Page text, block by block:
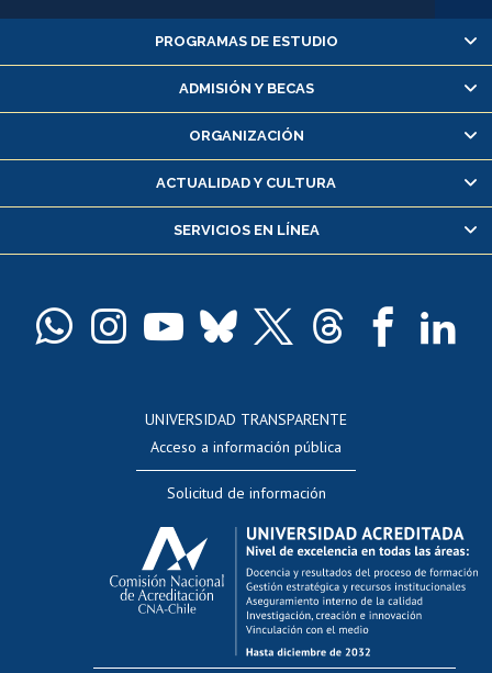
Alumnas/os y exalumnas/os
Matrícula en línea
Inscripción y cambio de asignaturas
Consulta y certificado de notas
Servicio médico y dental
Pago de arancel y crédito alumnos
Docentes
Perfeccionamiento
Editar Portafolio Académico
Evaluación docente
Calificación académica
Postulación al AUCAI
Funcionarias/os
Cursos internos de capacitación
Bienestar del personal
PROGRAMAS DE ESTUDIO
ADMISIÓN Y BECAS
ORGANIZACIÓN
ACTUALIDAD Y CULTURA
SERVICIOS EN LÍNEA
UNIVERSIDAD TRANSPARENTE
Acceso a información pública
Solicitud de información